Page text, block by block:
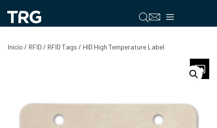
contenido
Menú
Inicio / RFID / RFID Tags / HID High Temperature Label